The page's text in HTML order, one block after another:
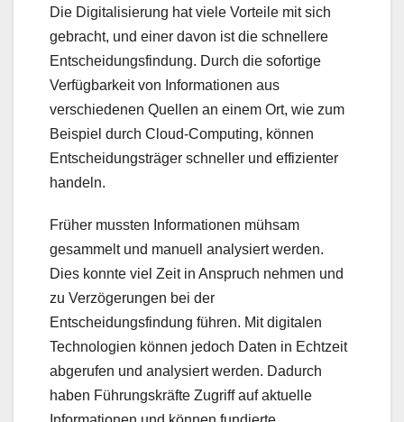
Die Digitalisierung hat viele Vorteile mit sich
gebracht, und einer davon ist die schnellere
Entscheidungsfindung. Durch die sofortige
Verfügbarkeit von Informationen aus
verschiedenen Quellen an einem Ort, wie zum
Beispiel durch Cloud-Computing, können
Entscheidungsträger schneller und effizienter
handeln.
Früher mussten Informationen mühsam
gesammelt und manuell analysiert werden.
Dies konnte viel Zeit in Anspruch nehmen und
zu Verzögerungen bei der
Entscheidungsfindung führen. Mit digitalen
Technologien können jedoch Daten in Echtzeit
abgerufen und analysiert werden. Dadurch
haben Führungskräfte Zugriff auf aktuelle